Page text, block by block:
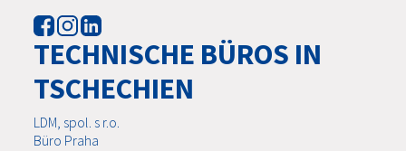
TECHNISCHE BÜROS IN
TSCHECHIEN
LDM, spol. s r.o.
Büro Praha